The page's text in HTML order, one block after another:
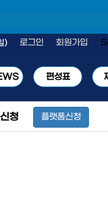
) 로그인 회원가입
편성표
청 플랫폼신청